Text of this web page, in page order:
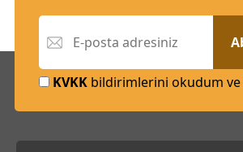
KVKK bildirimlerini okudum ve